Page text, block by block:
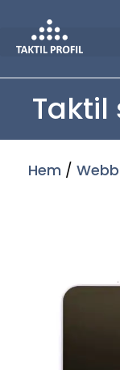
Taktil
Hem /